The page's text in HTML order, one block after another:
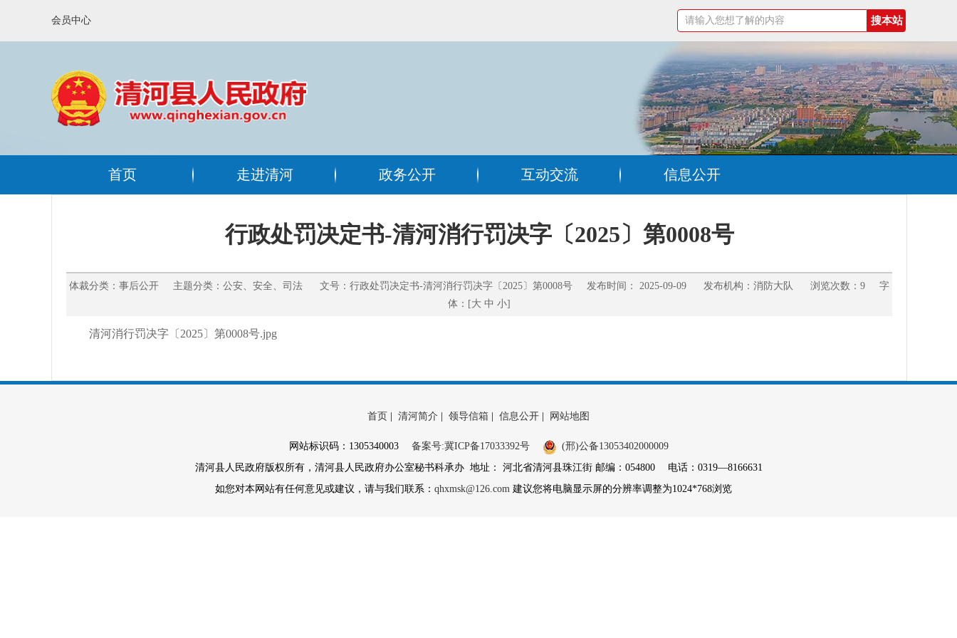
会员中心
首页 走进清河 政务公开 互动交流 信息公开
行政处罚决定书-清河消行罚决字〔2025〕第0008号
体裁分类：事后公开 主题分类：公安、安全、司法 文号：行政处罚决定书-清河消行罚决字〔2025〕第0008号 发布时间： 2025-09-09 发布机构：消防大队 浏览次数：9 字
体：[大 中 小]
清河消行罚决字〔2025〕第0008号.jpg
首页 清河简介 领导信箱 信息公开 网站地图
网站标识码：1305340003 备案号:冀ICP备17033392号
(邢)公备13053402000009
清河县人民政府版权所有，清河县人民政府办公室秘书科承办 地址： 河北省清河县珠江街 邮编：054800 电话：0319—8166631
如您对本网站有任何意见或建议，请与我们联系： qhxmsk@126.com 建议您将电脑显示屏的分辨率调整为1024*768浏览